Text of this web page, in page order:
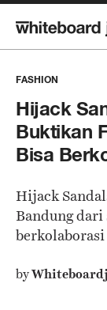
FASHION
Hijack
Buktikan
Bisa
Hijack
Bandung
by